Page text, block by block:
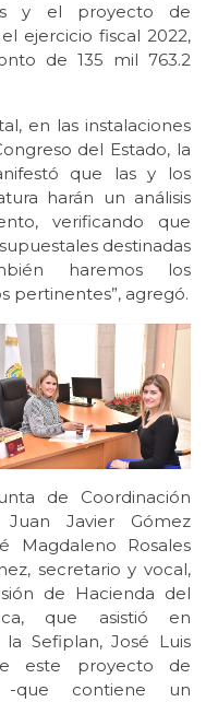
y el proyecto de
ejercicio fiscal 2022,
de 135 mil 763.2
en las instalaciones
del Estado, la
que las y los
harán un análisis
verificando que
destinadas
haremos los
pertinentes”, agregó.
de Coordinación
Javier Gómez
Magdaleno Rosales
secretario y vocal,
de Hacienda del
que asistió en
Sefiplan, José Luis
este proyecto de
-que contiene un